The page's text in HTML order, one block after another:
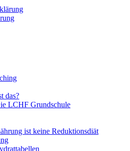
das?
LCHF Grundschule
ist keine Reduktionsdiät